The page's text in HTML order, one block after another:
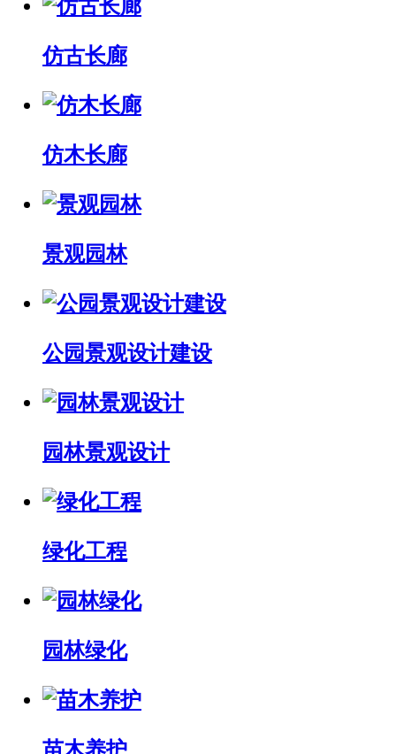
仿古长廊
仿木长廊
景观园林
公园景观设计建设
园林景观设计
绿化工程
园林绿化